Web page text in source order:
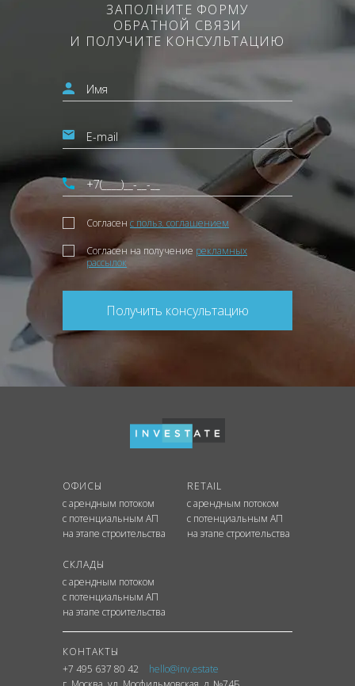
ЗАПОЛНИТЕ ФОРМУ
ОБРАТНОЙ СВЯЗИ
И ПОЛУЧИТЕ КОНСУЛЬТАЦИЮ
Согласен с польз. соглашением
Согласен на получение рекламных
рассылок
Получить консультацию
ОФИСЫ
с арендным потоком
с потенциальным АП
на этапе строительства
RETAIL
с арендным потоком
с потенциальным АП
на этапе строительства
СКЛАДЫ
с арендным потоком
с потенциальным АП
на этапе строительства
КОНТАКТЫ
+7 495 637 80 42
hello@inv.estate